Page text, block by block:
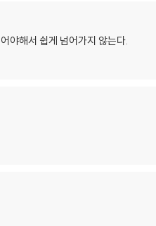
야해서 쉽게 넘어가지 않는다.